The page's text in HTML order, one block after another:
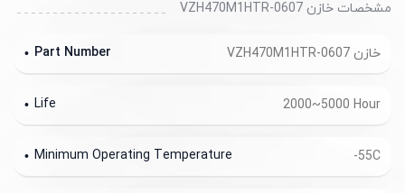
مشخصات خازن VZH470M1HTR-0607
خازن VZH470M1HTR-0607 Part Number
2000~5000 Hour
Life
-55C
Minimum Operating Temperature